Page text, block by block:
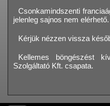
Csonkamindszenti
jelenleg sajnos nem elérhető.
Kérjük nézzen vissza
Kellemes böngészést
Szolgáltató Kft. csapata.